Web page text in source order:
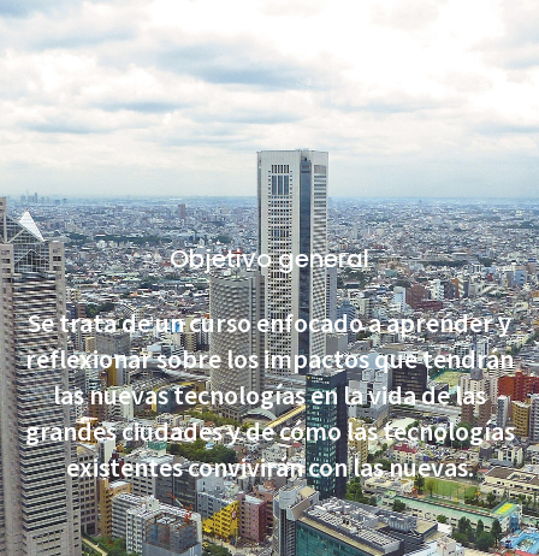
Objetivo general
Se trata de un curso enfocado a aprender y
reflexionar sobre los impactos que tendrán
las nuevas tecnologías en la vida de las
grandes ciudades y de cómo las tecnologías
existentes convivirán con las nuevas.